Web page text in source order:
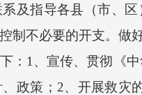
及指导各县（市、
制不必要的开支。做
1、宣传、贯彻《中
政策；2、开展救灾